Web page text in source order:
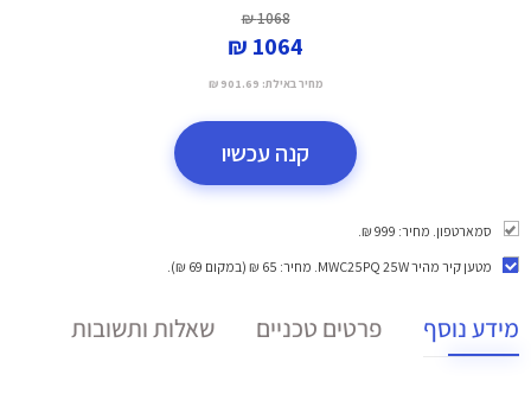
1068 ₪
1064 ₪
מחיר באילת: 901.69 ₪
קנה עכשיו
סמארטפון. מחיר: 999 ₪.
מטען קיר מהיר MWC25PQ 25W
. מחיר: 65 ₪ (במקום 69 ₪).
מידע נוסף פרטים טכניים שאלות ותשובות